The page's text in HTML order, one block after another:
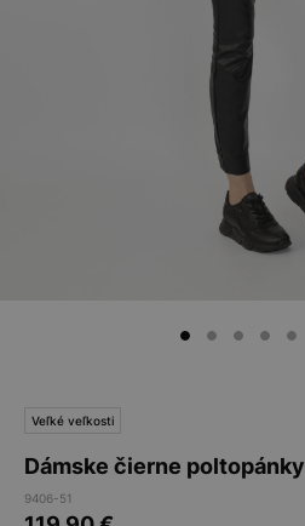
Veľké veľkosti
Dámske čierne poltopánky
9406-51